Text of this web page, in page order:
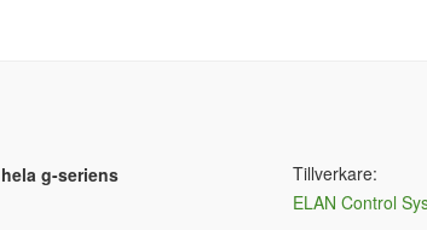
g-seriens
Tillverkare:
ELAN Control